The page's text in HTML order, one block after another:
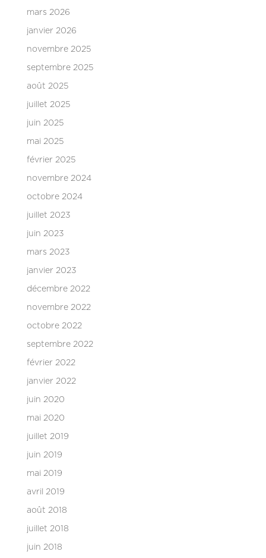
mars 2026
janvier 2026
novembre 2025
septembre 2025
août 2025
juillet 2025
juin 2025
mai 2025
février 2025
novembre 2024
octobre 2024
juillet 2023
juin 2023
mars 2023
janvier 2023
décembre 2022
novembre 2022
octobre 2022
septembre 2022
février 2022
janvier 2022
juin 2020
mai 2020
juillet 2019
juin 2019
mai 2019
avril 2019
août 2018
juillet 2018
juin 2018